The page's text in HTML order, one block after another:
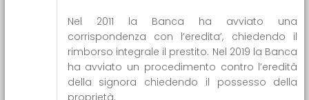
Nel 2011 la Banca ha avviato una
corrispondenza con l’eredita’, chiedendo il
rimborso integrale il prestito. Nel 2019 la Banca
ha avviato un procedimento contro l’eredità
della signora chiedendo il possesso della
proprietà.